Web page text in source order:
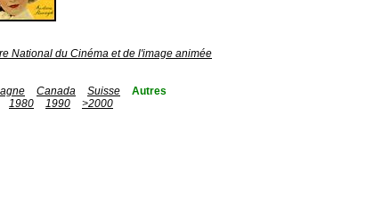
National du Cinéma et de l'image animée
Canada Suisse
Autres
1980 1990
>2000